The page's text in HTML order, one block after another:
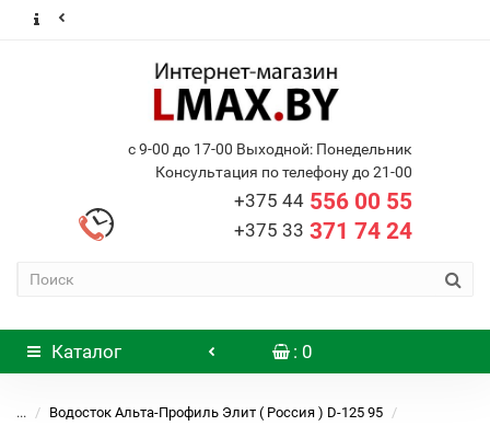
с 9-00 до 17-00 Выходной: Понедельник
Консультация по телефону до 21-00
+375 44556 00 55
+375 33 371 74 24
Каталог : 0
...
Водосток Альта-Профиль Элит ( Россия ) D-125 95